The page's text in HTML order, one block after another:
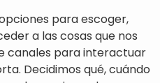
para escoger,
a las cosas que nos
canales para interactuar
Decidimos qué, cuándo